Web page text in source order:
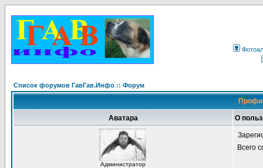
Список форумов ГавГав.Инфо :: Форум
Аватара О
Администратор
Всего